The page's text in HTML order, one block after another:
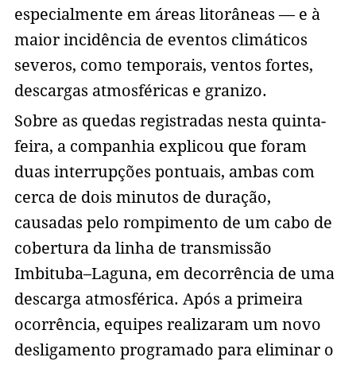
especialmente em áreas litorâneas — e à
maior incidência de eventos climáticos
severos, como temporais, ventos fortes,
descargas atmosféricas e granizo.
Sobre as quedas registradas nesta quinta-
feira, a companhia explicou que foram
duas interrupções pontuais, ambas com
cerca de dois minutos de duração,
causadas pelo rompimento de um cabo de
cobertura da linha de transmissão
Imbituba–Laguna, em decorrência de uma
descarga atmosférica. Após a primeira
ocorrência, equipes realizaram um novo
desligamento programado para eliminar o